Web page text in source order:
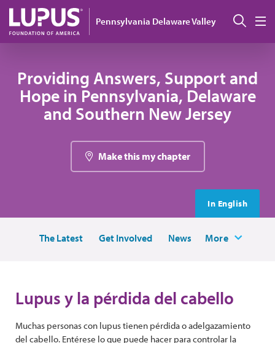
Pasar al contenido principal
Pennsylvania Delaware Valley
Providing Answers, Support and
Hope in Pennsylvania, Delaware
and Southern New Jersey
Make this my chapter
In English
The Latest Get Involved News More
Lupus y la pérdida del cabello
Muchas personas con lupus tienen pérdida o adelgazamiento
del cabello. Entérese lo que puede hacer para controlar la